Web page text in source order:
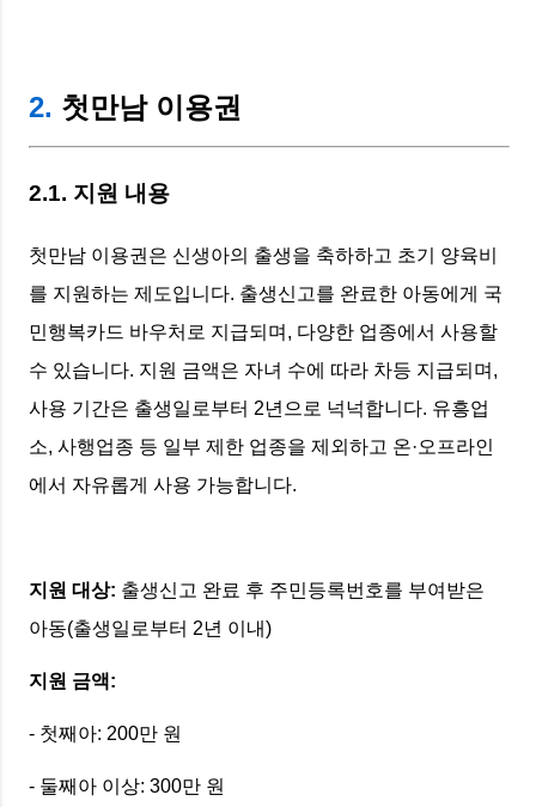
2. 첫만남 이용권
2.1. 지원 내용
첫만남 이용권은 신생아의 출생을 축하하고 초기 양육비
를 지원하는 제도입니다. 출생신고를 완료한 아동에게 국
민행복카드 바우처로 지급되며, 다양한 업종에서 사용할
수 있습니다. 지원 금액은 자녀 수에 따라 차등 지급되며,
사용 기간은 출생일로부터 2년으로 넉넉합니다. 유흥업
소, 사행업종 등 일부 제한 업종을 제외하고 온·오프라인
에서 자유롭게 사용 가능합니다.
지원 대상: 출생신고 완료 후 주민등록번호를 부여받은
아동(출생일로부터 2년 이내)
지원 금액:
- 첫째아: 200만 원
- 둘째아 이상: 300만 원